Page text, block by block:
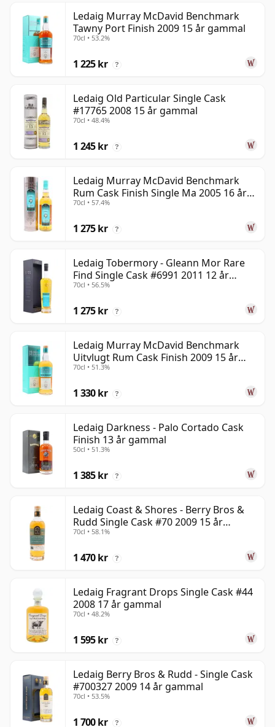
Ledaig Murray McDavid Benchmark
Tawny Port Finish 2009 15 år gammal
70cl • 53.2%
1 225 kr ?
Ledaig Old Particular Single Cask
#17765 2008 15 år gammal
70cl • 48.4%
1 245 kr ?
Ledaig Murray McDavid Benchmark
Rum Cask Finish Single Ma 2005 16 år
gammal
70cl • 57.4%
1 275 kr ?
Ledaig Tobermory - Gleann Mor Rare
Find Single Cask #6991 2011 12 år
gammal
70cl • 56.5%
1 275 kr ?
Ledaig Murray McDavid Benchmark
Uitvlugt Rum Cask Finish 2009 15 år
gammal
70cl • 51.3%
1 330 kr ?
Ledaig Darkness - Palo Cortado Cask
Finish 13 år gammal
50cl • 51.3%
1 385 kr ?
Ledaig Coast & Shores - Berry Bros &
Rudd Single Cask #70 2009 15 år
gammal
70cl • 58.1%
1 470 kr ?
Ledaig Fragrant Drops Single Cask #44
2008 17 år gammal
70cl • 48.2%
1 595 kr ?
Ledaig Berry Bros & Rudd - Single Cask
#700327 2009 14 år gammal
70cl • 53.5%
1 700 kr ?